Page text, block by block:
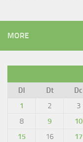
MORE
Dl
Dt Dc
1
2 3
8
9 10
15
16 17